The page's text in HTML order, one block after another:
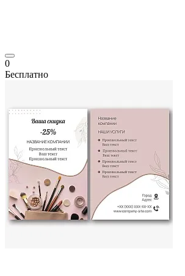
0
Бесплатно